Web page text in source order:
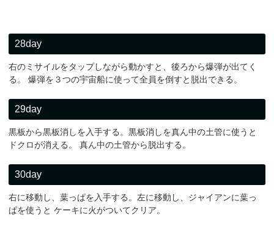
28day
右のミサイルをタップしながら動かすと、後ろから爆弾が出てく
る。 爆弾を３つの宇宙船に使って全員を倒すと脱出できる。
29day
黒板から黒板消しを入手する。黒板消しを真ん中の土管に使うと
ドクロが消える。 真ん中の土管から脱出する。
30day
右に移動し、葉っぱを入手する。左に移動し、ジャイアンに葉っ
ぱを使うと ケーキに火がついてクリア。